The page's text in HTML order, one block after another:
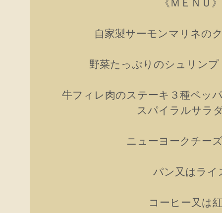
《ＭＥＮＵ》
自家製サーモンマリネの
野菜たっぷりのシュリンプ
牛フィレ肉のステーキ３種ペッ
スパイラルサラ
ニューヨークチー
パン又はライ
コーヒー又は